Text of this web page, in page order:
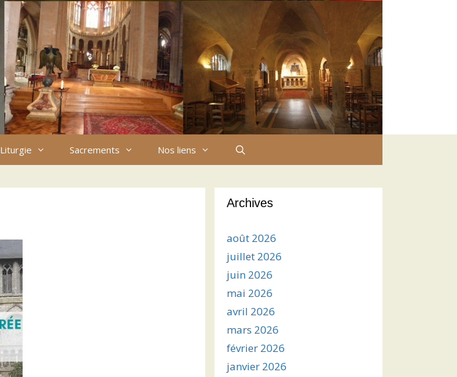
Liturgie Sacrements
Nos liens
Archives
août 2026
juillet 2026
juin 2026
mai 2026
avril 2026
mars 2026
février 2026
janvier 2026